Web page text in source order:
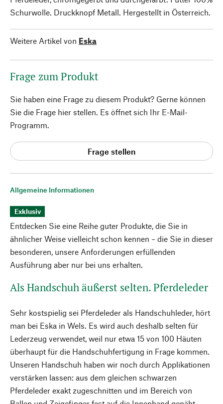
Allgemeine Informationen
Exklusiv
Entdecken Sie eine Reihe guter Produkte, die Sie in
ähnlicher Weise vielleicht schon kennen – die Sie in dieser
besonderen, unsere Anforderungen erfüllenden
Ausführung aber nur bei uns erhalten.
Als Handschuh äußerst selten. Pferdeleder
Sehr kostspielig sei Pferdeleder als Handschuhleder, hört
man bei Eska in Wels. Es wird auch deshalb selten für
Lederzeug verwendet, weil nur etwa 15 von 100 Häuten
überhaupt für die Handschuhfertigung in Frage kommen.
Unseren Handschuh haben wir noch durch Applikationen
verstärken lassen: aus dem gleichen schwarzen
Pferdeleder exakt zugeschnitten und im Bereich von
Schurwolle. Druckknopf Metall. Hergestellt in Österreich.
Weitere Artikel von Eska
Frage zum Produkt
Sie haben eine Frage zu diesem Produkt? Gerne können
Sie die Frage hier stellen. Es öffnet sich Ihr E-Mail-
Programm.
Frage stellen